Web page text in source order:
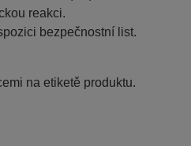
reakci.
bezpečnostní list.
na etiketě produktu.